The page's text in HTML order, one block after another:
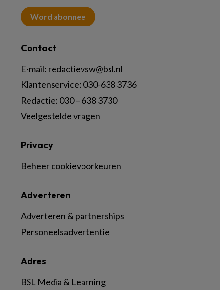
Word abonnee
Contact
E-mail: redactievsw@bsl.nl
Klantenservice: 030-638 3736
Redactie: 030 – 638 3730
Veelgestelde vragen
Adres
BSL Media & Learning
Adverteren
Adverteren & partnerships
Personeelsadvertentie
Privacy
Beheer cookievoorkeuren